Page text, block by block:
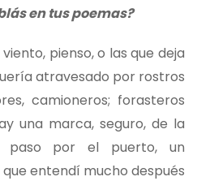
en tus poemas?
pienso, o las que deja
atravesado por rostros
camioneros; forasteros
una marca, seguro, de la
paso por el puerto, un
entendí mucho después